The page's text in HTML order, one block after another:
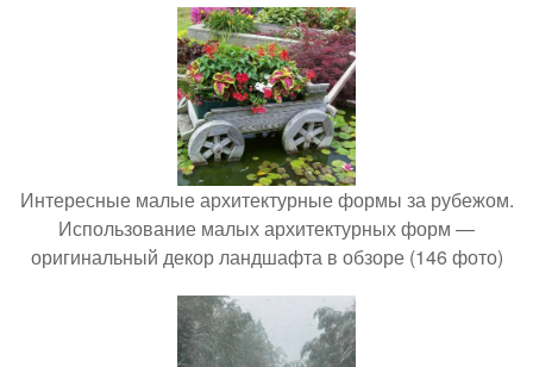
Интересные малые архитектурные формы за рубежом.
Использование малых архитектурных форм —
оригинальный декор ландшафта в обзоре (146 фото)